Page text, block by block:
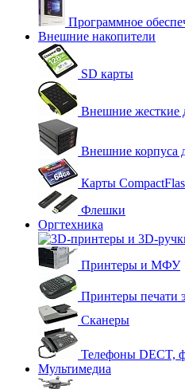
Программное
Внешние накопители
SD карты
Внешние жесткие
Внешние корпуса
Карты
Флешки
Оргтехника
Принтеры и МФУ
Принтеры печати
Сканеры
Телефоны DECT,
Мультимедиа